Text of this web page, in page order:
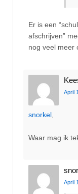
Er is een
afschrijven”
nog veel meer
April
snorkel,
Waar mag ik
April